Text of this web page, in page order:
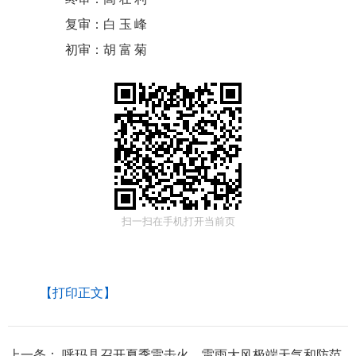
复审： 白玉峰
初审： 胡富菊
扫一扫在手机打开当前页
【打印正文】